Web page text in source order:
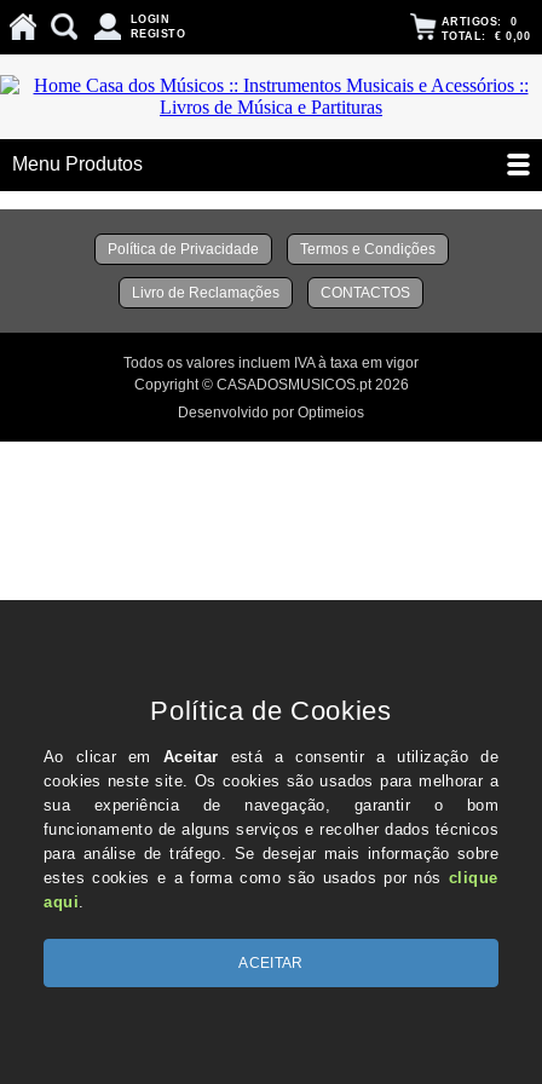
LOGIN
REGISTO
ARTIGOS: 0
TOTAL: € 0,00
Menu Produtos
Política de Privacidade Termos e Condições
Livro de Reclamações CONTACTOS
Todos os valores incluem IVA à taxa em vigor
Copyright © CASADOSMUSICOS.pt 2026
Desenvolvido por Optimeios